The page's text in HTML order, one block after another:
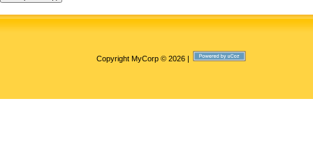
Copyright MyCorp © 2026|